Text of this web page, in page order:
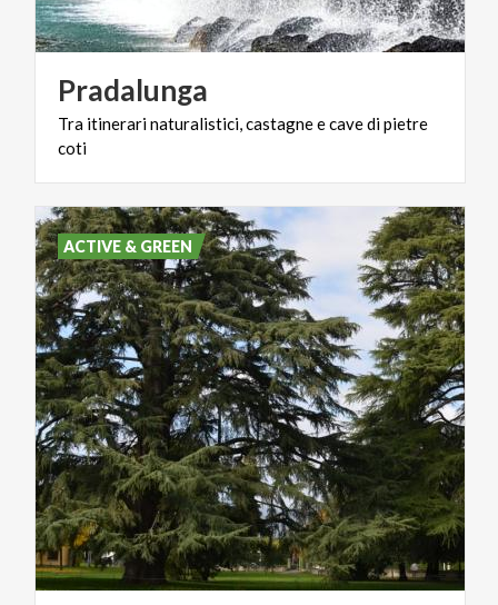
Pradalunga
Tra itinerarinaturalistici,castagneecavedipietre
coti
ACTIVE & GREEN